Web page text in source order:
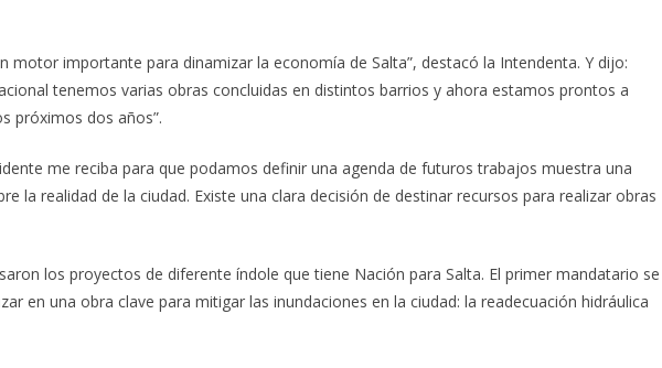
motor importante para dinamizar la economía de Salta”, destacó la Intendenta. Y dijo:
tenemos varias obras concluidas en distintos barrios y ahora estamos prontos a
próximos dos años”.
me reciba para que podamos definir una agenda de futuros trabajos muestra una
la realidad de la ciudad. Existe una clara decisión de destinar recursos para realizar obras
los proyectos de diferente índole que tiene Nación para Salta. El primer mandatario se
en una obra clave para mitigar las inundaciones en la ciudad: la readecuación hidráulica